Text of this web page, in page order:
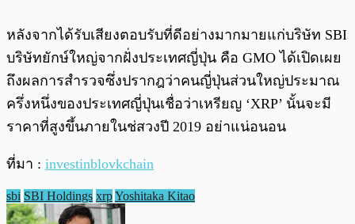
หลังจากได้รับเสียงตอบรับที่ดีอย่างมากมายแก่บริษัท SBI
บริษัทยักษ์ใหญ่จากฝั่งประเทศญี่ปุ่น คือ GMO ได้เปิดเผย
ถึงผลการสำรวจซึ่งปรากฎว่าคนญี่ปุ่นส่วนใหญ่ประมาณ
ครึ่งหนึ่งของประเทศญี่ปุ่นเชื่อว่าเหรียญ ‘XRP’ นั้นจะมี
ราคาที่สูงขึ้นภายในช่สวงปี 2019 อย่าแน่อนอน
ที่มา : investinblovkchain
sbi SBI Holdings xrpYoshitaka Kitao